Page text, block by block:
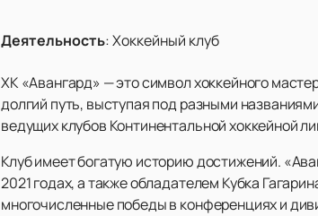
Деятельность:Хоккейный клуб
ХК «Авангард» — это символ хоккейного
долгий путь, выступая под разными
ведущих клубов Континентальной хоккейной
Клуб имеет богатую историю достижений.
2021 годах, а также обладателем Кубка
многочисленные победы в конференциях и